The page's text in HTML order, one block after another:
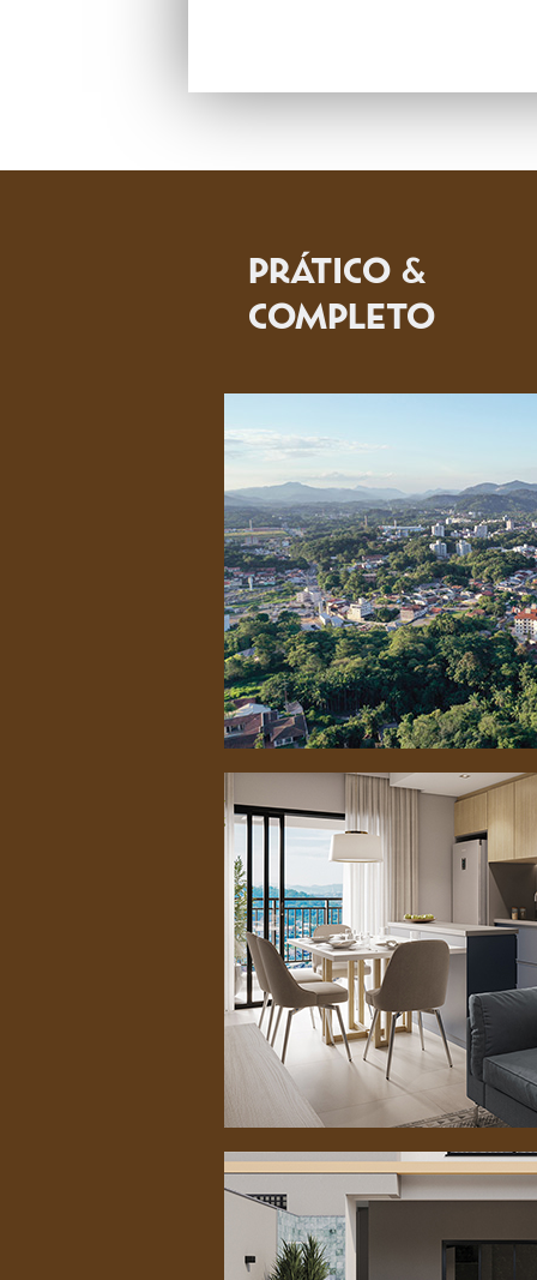
PRÁTICO &
COMPLETO